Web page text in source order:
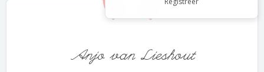
Anjo van Lieshout